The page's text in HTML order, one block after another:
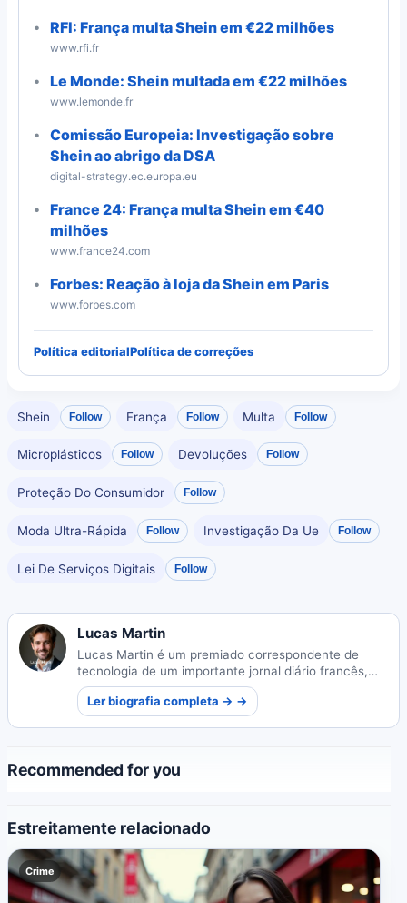
RFI: França multa Shein em €22 milhões
www.rfi.fr
Le Monde: Shein multada em €22 milhões
www.lemonde.fr
Comissão Europeia: Investigação sobre
Shein ao abrigo da DSA
digital-strategy.ec.europa.eu
France 24: França multa Shein em €40
milhões
www.france24.com
Forbes: Reação à loja da Shein em Paris
www.forbes.com
Política editorialPolítica de correções
Shein Follow França Follow Multa Follow
Microplásticos Follow Devoluções Follow
Proteção Do Consumidor Follow
Moda Ultra-Rápida Follow Investigação Da Ue Follow
Lei De Serviços Digitais Follow
Lucas Martin
Lucas Martin é um premiado correspondente de
tecnologia de um importante jornal diário francês,
conhecido por tornar temas complexos de
tecnologia acessíveis ao público em geral.
Ler biografia completa → →
Recommended for you
Estreitamente relacionado
Crime